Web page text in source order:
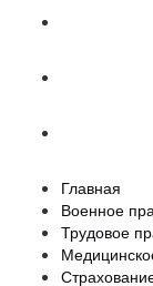
Главная
Военное
Трудовое